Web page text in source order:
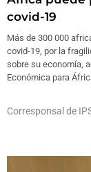
covid-19
Más de 300 000
covid-19, por la
sobre su economía,
Económica para
Corresponsal de